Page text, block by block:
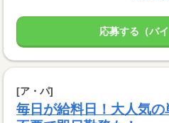
応募する（バイ
[ア・パ]
毎日が給料日！大人気